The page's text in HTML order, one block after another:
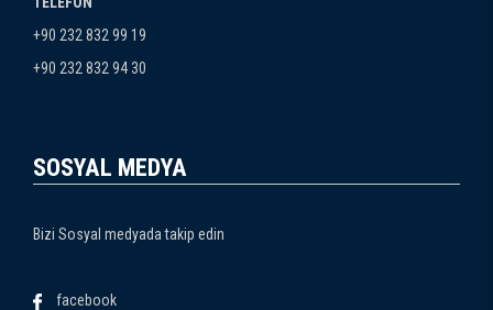
+90 232 832 99 19
+90 232 832 94 30
SOSYAL MEDYA
Bizi Sosyal medyada takip edin
facebook